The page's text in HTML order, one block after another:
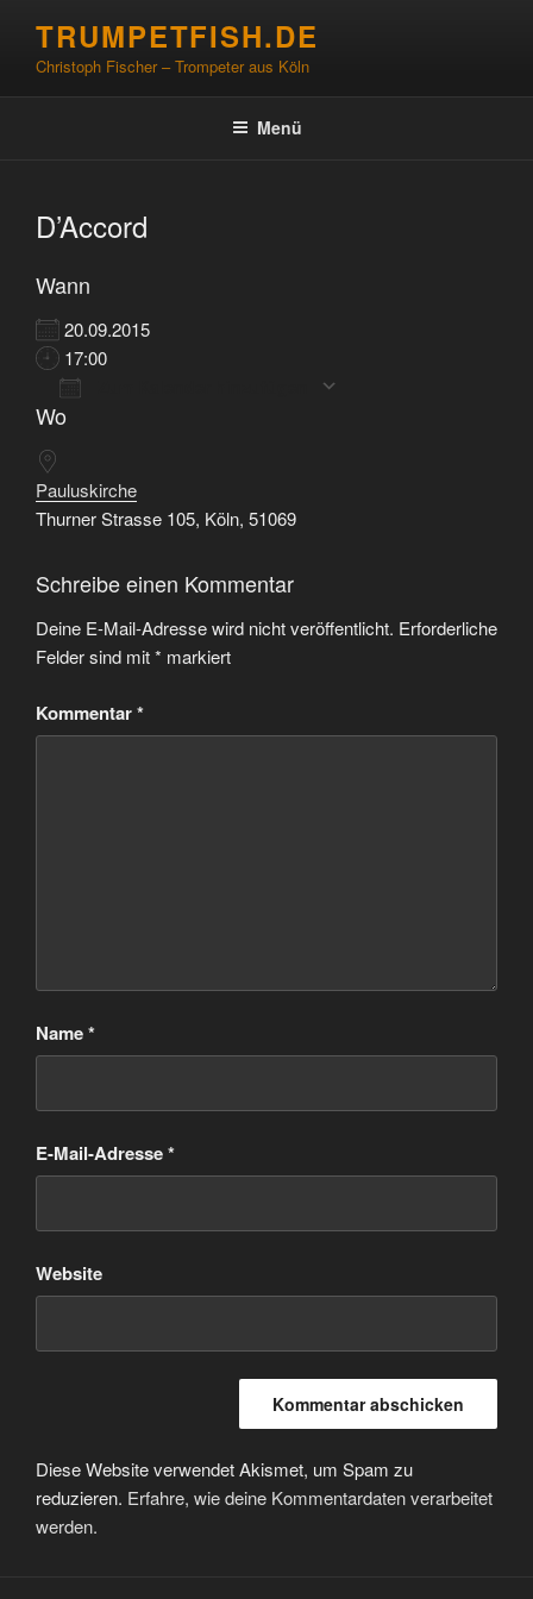
springen
TRUMPETFISH.DE
Christoph Fischer – Trompeter aus Köln
Menü
D’Accord
Wann
20.09.2015
17:00
Wo
Pauluskirche
Thurner Strasse 105, Köln, 51069
Schreibe einen Kommentar
Deine E-Mail-Adresse wird nicht veröffentlicht. Erforderliche
Felder sind mit* markiert
Kommentar*
Name*
E-Mail-Adresse*
Website
Diese Website verwendet Akismet, um Spam zu
reduzieren. Erfahre, wie deine Kommentardaten verarbeitet
werden.